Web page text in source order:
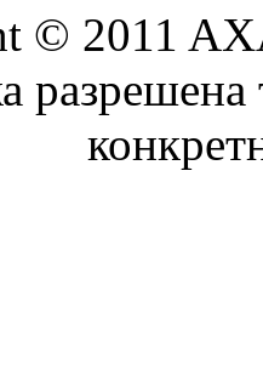
© 2011